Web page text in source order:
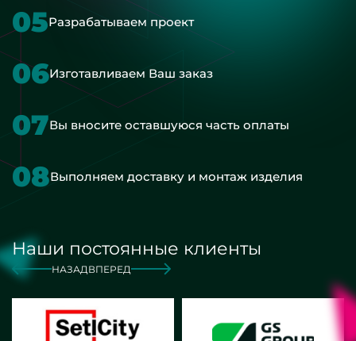
05Разрабатываем проект
06Изготавливаем Ваш заказ
07Вы вносите оставшуюся часть оплаты
08Выполняем доставку и монтаж изделия
Наши постоянные клиенты
НАЗАД ВПЕРЕД